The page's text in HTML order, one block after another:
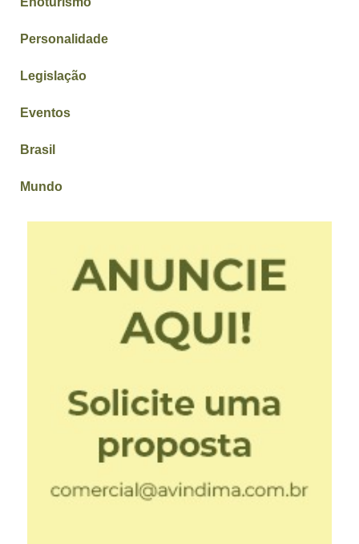
Personalidade
Legislação
Eventos
Brasil
Mundo